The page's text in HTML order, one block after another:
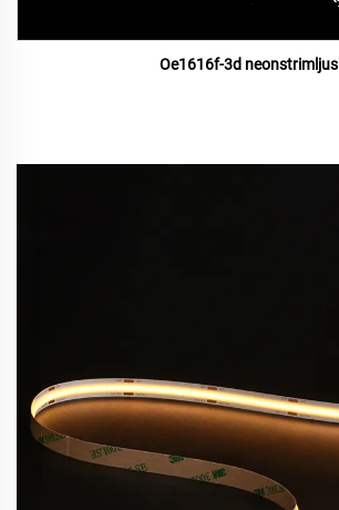
Oe1616f-3d neonstrimljus